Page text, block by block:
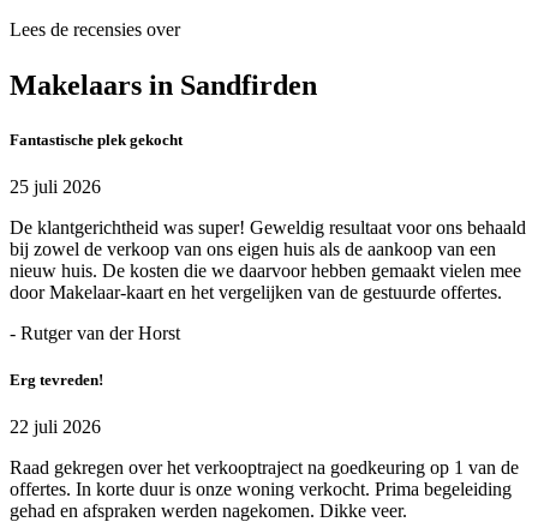
Lees de recensies over
Makelaars in Sandfirden
Fantastische plek gekocht
25 juli 2026
De klantgerichtheid was super! Geweldig resultaat voor ons behaald
bij zowel de verkoop van ons eigen huis als de aankoop van een
nieuw huis. De kosten die we daarvoor hebben gemaakt vielen mee
door Makelaar-kaart en het vergelijken van de gestuurde offertes.
- Rutger van der Horst
Erg tevreden!
22 juli 2026
Raad gekregen over het verkooptraject na goedkeuring op 1 van de
offertes. In korte duur is onze woning verkocht. Prima begeleiding
gehad en afspraken werden nagekomen. Dikke veer.